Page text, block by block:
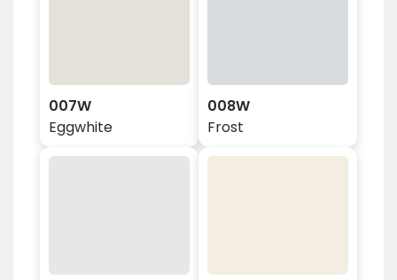
007W
Eggwhite
008W
Frost